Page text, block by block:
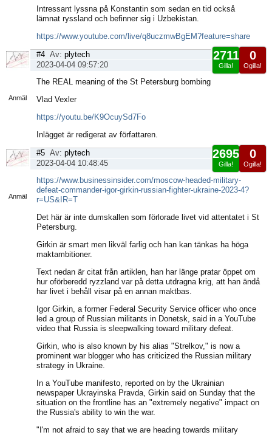
Intressant lyssna på Konstantin som sedan en tid också
lämnat ryssland och befinner sig i Uzbekistan.
https://www.youtube.com/live/q8uczmwBgEM?feature=share
Anmäl
0
Ogilla!
2711
Gilla!
#4 Av: plytech
2023-04-04 09:57:20
The REAL meaning of the St Petersburg bombing
Vlad Vexler
https://youtu.be/K9OcuySd7Fo
Inlägget är redigerat av författaren.
Anmäl
0
Ogilla!
2695
Gilla!
#5 Av: plytech
2023-04-04 10:48:45
https://www.businessinsider.com/moscow-headed-military-
defeat-commander-igor-girkin-russian-fighter-ukraine-2023-4?
r=US&IR=T
Det här är inte dumskallen som förlorade livet vid attentatet i St
Petersburg.
Girkin är smart men likväl farlig och han kan tänkas ha höga
maktambitioner.
Text nedan är citat från artiklen, han har länge pratar öppet om
hur oförberedd ryzzland var på detta utdragna krig, att han ändå
har livet i behåll visar på en annan maktbas.
Igor Girkin, a former Federal Security Service officer who once
led a group of Russian militants in Donetsk, said in a YouTube
video that Russia is sleepwalking toward military defeat.
Girkin, who is also known by his alias "Strelkov," is now a
prominent war blogger who has criticized the Russian military
strategy in Ukraine.
In a YouTube manifesto, reported on by the Ukrainian
newspaper Ukrayinska Pravda, Girkin said on Sunday that the
situation on the frontline has an "extremely negative" impact on
the Russia's ability to win the war.
"I'm not afraid to say that we are heading towards military